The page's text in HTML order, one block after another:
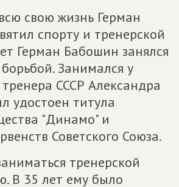
свою жизнь Герман
спорту и тренерской
Герман Бабошин занялся
Занимался у
СССР Александра
удостоен титула
"Динамо" и
Советского Союза.
тренерской
В 35 лет ему было